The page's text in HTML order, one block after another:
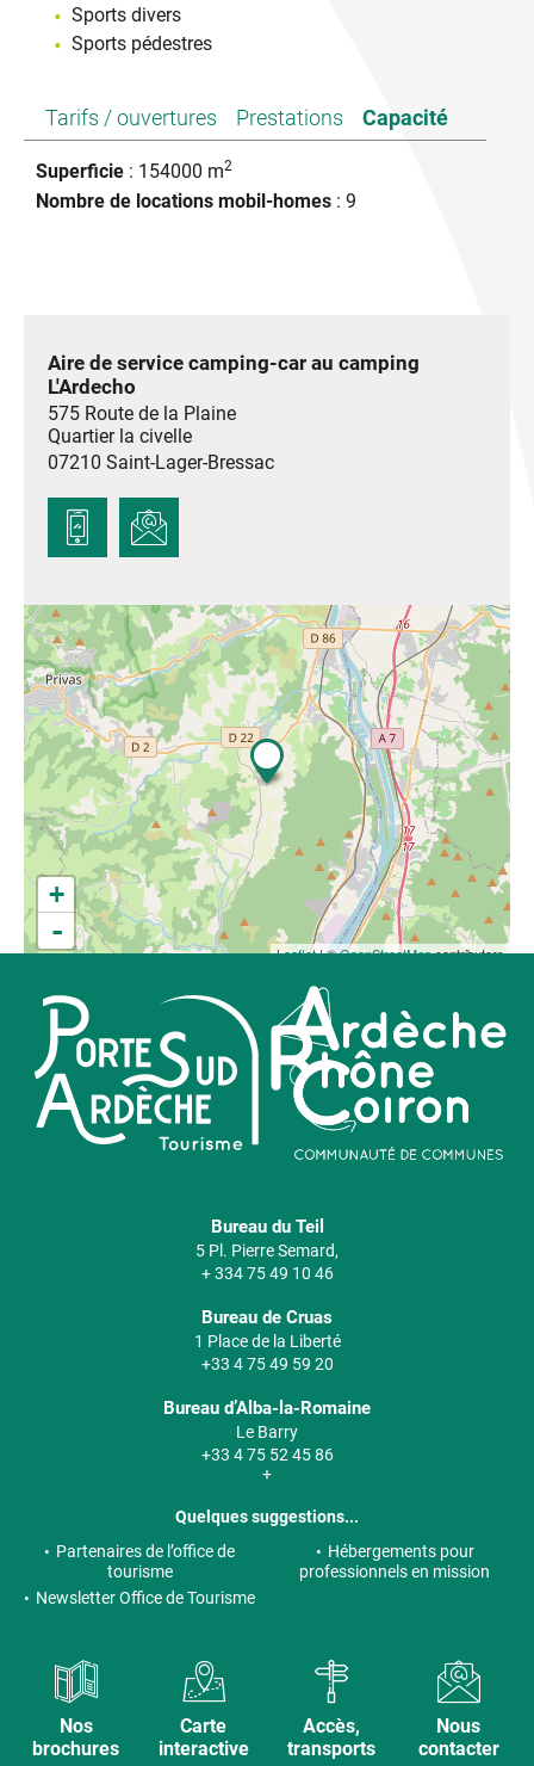
Sports divers
Sports pédestres
Tarifs / ouvertures Prestations Capacité
Superficie : 154000 m2
Nombre de locations mobil-homes : 9
Aire de service camping-car au camping
L'Ardecho
575 Route de la Plaine
Quartier la civelle
07210 Saint-Lager-Bressac
+
-
Leaflet| ©OpenStreetMapcontributors
Bureau du Teil
5 Pl. Pierre Semard,
+ 334 75 49 10 46
Bureau de Cruas
1 Place de la Liberté
+33 4 75 49 59 20
Bureau d’Alba-la-Romaine
Le Barry
+33 4 75 52 45 86
+
Quelques suggestions...
Partenaires de l’office de
tourisme
Hébergements pour
professionnels en mission
Newsletter Office de Tourisme
Nos
brochures
Carte
interactive
Accès,
transports
Nous
contacter